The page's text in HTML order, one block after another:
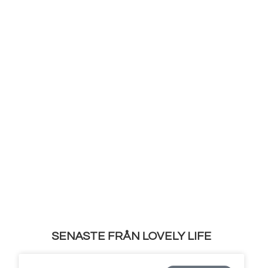
SENASTE FRÅN LOVELY LIFE